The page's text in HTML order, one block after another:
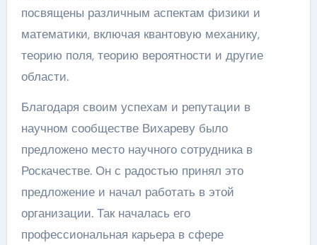
посвящены различным аспектам физики и
математики, включая квантовую механику,
теорию поля, теорию вероятности и другие
области.
Благодаря своим успехам и репутации в
научном сообществе Вихареву было
предложено место научного сотрудника в
Роскачестве. Он с радостью принял это
предложение и начал работать в этой
организации. Так началась его
профессиональная карьера в сфере